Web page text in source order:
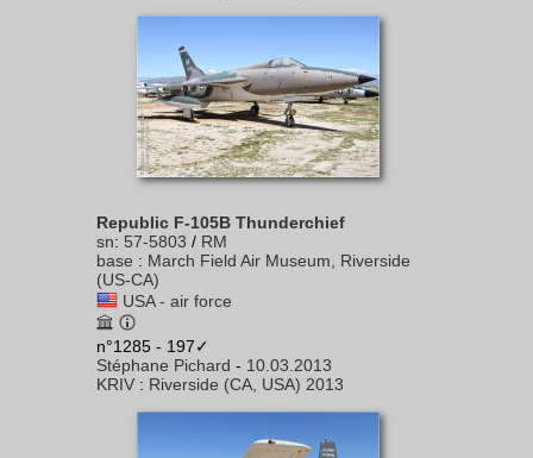
Republic F-105B Thunderchief
sn: 57-5803 / RM
base : March Field Air Museum, Riverside
(US-CA)
USA - air force
n°1285 - 197✓
Stéphane Pichard - 10.03.2013
KRIV : Riverside (CA, USA) 2013